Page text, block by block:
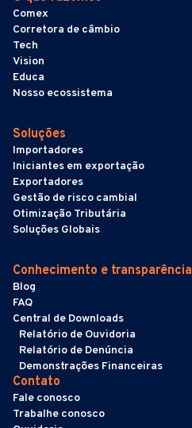
Comex
Corretora de câmbio
Tech
Vision
Educa
Nosso ecossistema
Soluções
Importadores
Iniciantes em exportação
Exportadores
Gestão de risco cambial
Otimização Tributária
Soluções Globais
Conhecimento e transparência
Blog
FAQ
Central de Downloads
Relatório de Ouvidoria
Relatório de Denúncia
Demonstrações Financeiras
Contato
Fale conosco
Trabalhe conosco